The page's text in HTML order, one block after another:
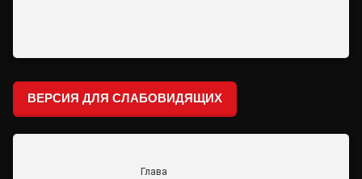
ВЕРСИЯ ДЛЯ СЛАБОВИДЯЩИХ
Глава